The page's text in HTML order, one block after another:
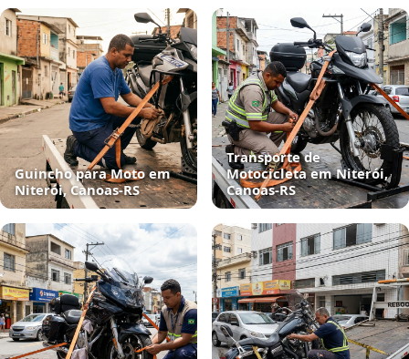
Guincho para Moto em
Niterói, Canoas‑RS
Transporte de
Motocicleta em Niterói,
Canoas‑RS